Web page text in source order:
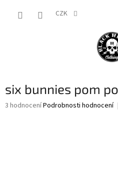
CZK
six bunnies pom
Průměrné
3 hodnoceníPodrobnosti hodnocení